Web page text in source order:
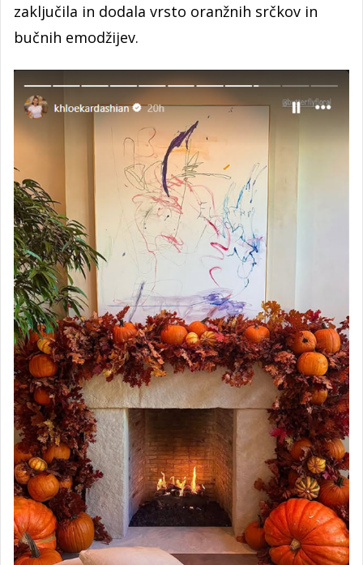
zaključila in dodala vrsto oranžnih srčkov in
bučnih emodžijev.